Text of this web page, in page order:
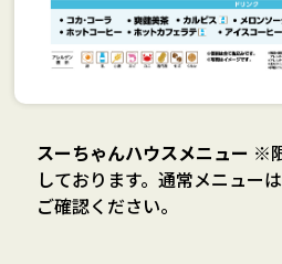
スーちゃんハウスメニュー ※
しております。通常メニュー
ご確認ください。